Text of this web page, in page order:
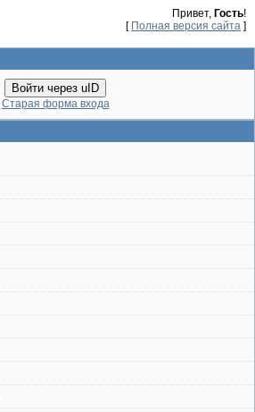
Привет, Гость!
[ Полная версия сайта ]
Войти через uID
Старая форма входа